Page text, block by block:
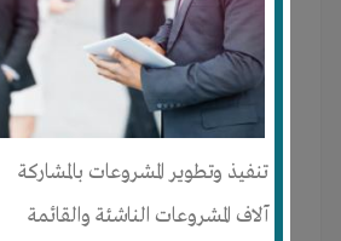
تنفيذ وتطوير المشروعات بالمشاركة
آلاف المشروعات الناشئة والقائمة
mohamed amine Boulaiki لم ينشر أي منشور بعد.